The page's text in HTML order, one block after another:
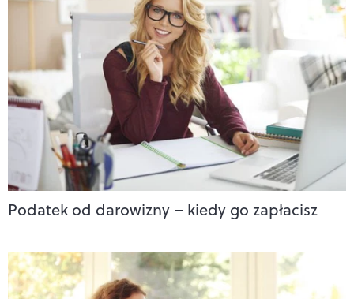
Podatek od darowizny – kiedy go zapłacisz